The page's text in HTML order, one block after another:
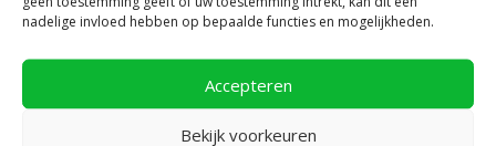
nadelige invloed hebben op bepaalde functies en mogelijkheden.
Accepteren
Bekijk voorkeuren